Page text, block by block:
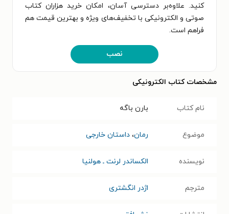
کنید. علاوه‌بر دسترسی آسان، امکان خرید هزاران کتاب
صوتی و الکترونیکی با تخفیف‌های ویژه و بهترین قیمت هم
فراهم است.
نصب
مشخصات کتاب الکترونیکی
نام کتاب بارن باگه
موضوع رمان، داستان خارجی
نویسنده الکساندر لرنت ـ هولنیا
مترجم اژدر انگشتری